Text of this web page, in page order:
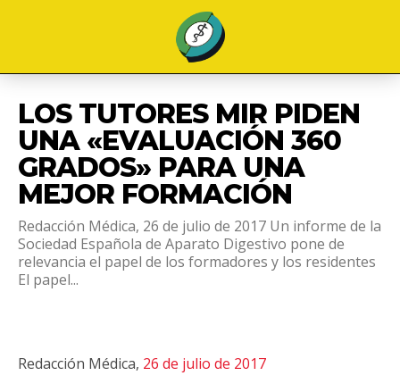
LOS TUTORES MIR PIDEN
UNA «EVALUACIÓN 360
GRADOS» PARA UNA
MEJOR FORMACIÓN
Redacción Médica, 26 de julio de 2017 Un informe de la
Sociedad Española de Aparato Digestivo pone de
relevancia el papel de los formadores y los residentes
El papel...
Redacción Médica, 26 de julio de 2017